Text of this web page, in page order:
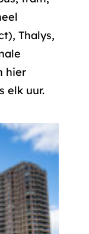
Thalys,
hier
elk uur.